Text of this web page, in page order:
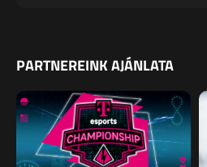
PARTNEREINK AJÁNLATA